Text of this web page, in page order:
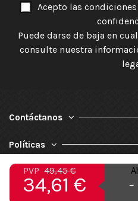
PVP 49,45 €
34,61 € -
Acepto las
Puede darse de baja en
consulte nuestra
Contáctanos
Políticas
Nuestra Empresa